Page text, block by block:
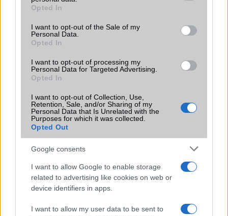
grant or deny consent to Google and its third-party tags to
use your data for below specified purposes in below Google
consent section.
Opted In
I want to opt-out of the Sale of my
Personal Data.
Opted In
I want to opt-out of processing my
Personal Data for Targeted Advertising.
Opted In
I want to opt-out of Collection, Use,
Retention, Sale, and/or Sharing of my
Personal Data that Is Unrelated with the
Purposes for which it was collected.
Opted Out
Google consents
I want to allow Google to enable storage
related to advertising like cookies on web or
device identifiers in apps.
I want to allow my user data to be sent to
Motorola
Samsung
Xiaomi
ZTE
Mennyibe kerül
Keressen a telefonboltok ajánlatai között!